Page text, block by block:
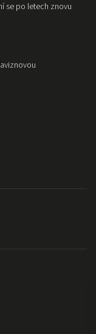
se po letech znovu